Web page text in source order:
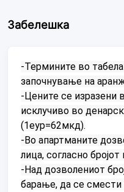
Забелешка
-Термините во
започнување на
-Цените се изразени
исклучиво во
(1еур=62мкд).
-Во апартманите
лица, согласно
-Над дозволениот
барање, да се